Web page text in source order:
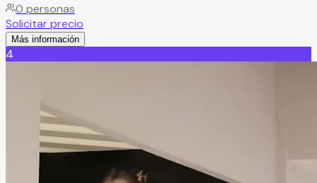
equipadas que crean el escenario perfecto para una
celebración inolvidable. Además, cuenta con un equipo de
profesionales que te acompañará desde el primer
momento, brindando asesoría personalizada para que
0 personas
Solicitar precio
Más información
4